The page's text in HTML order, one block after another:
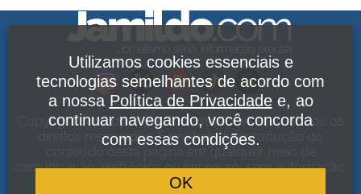
Copyright Jamildo Melo Comunicações Ltda. Todos os
direitos reservados. É proibida a reprodução do
conteúdo desta página em qualquer meio de
comunicação, eletrônico ou impresso, sem autorização.
Política de Privacidade
Utilizamos cookies essenciais e
tecnologias semelhantes de acordo com
a nossa Política de Privacidadee, ao
continuar navegando, você concorda
com essas condições.
OK